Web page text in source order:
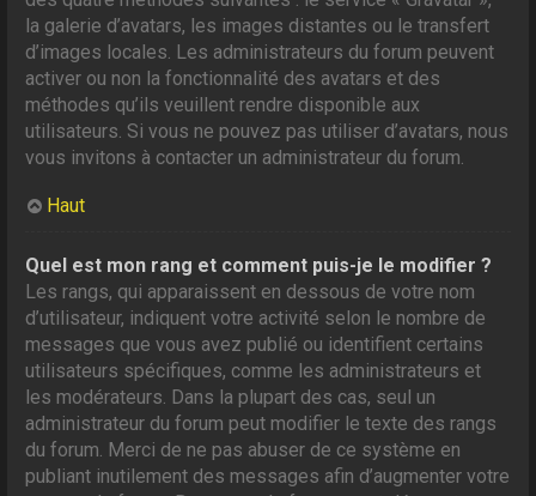
la galerie d’avatars, les images distantes ou le transfert
d’images locales. Les administrateurs du forum peuvent
activer ou non la fonctionnalité des avatars et des
méthodes qu’ils veuillent rendre disponible aux
utilisateurs. Si vous ne pouvez pas utiliser d’avatars, nous
vous invitons à contacter un administrateur du forum.
Haut
Quel est mon rang et comment puis-je le modifier ?
Les rangs, qui apparaissent en dessous de votre nom
d’utilisateur, indiquent votre activité selon le nombre de
messages que vous avez publié ou identifient certains
utilisateurs spécifiques, comme les administrateurs et
les modérateurs. Dans la plupart des cas, seul un
administrateur du forum peut modifier le texte des rangs
du forum. Merci de ne pas abuser de ce système en
publiant inutilement des messages afin d’augmenter votre